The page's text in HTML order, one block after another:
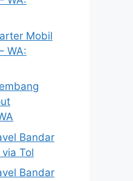
Mobil
WA:
Bandar
Tol
Bandar